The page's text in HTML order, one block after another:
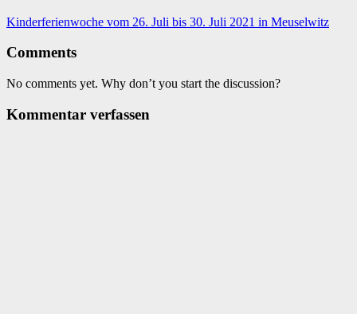
Kinderferienwoche vom 26. Juli bis 30. Juli 2021 in Meuselwitz
Comments
No comments yet. Why don’t you start the discussion?
Kommentar verfassen